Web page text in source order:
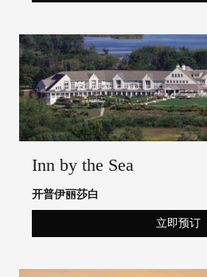
Inn by the Sea
开普伊丽莎白
立即预订